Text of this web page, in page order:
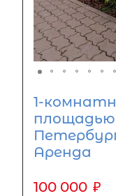
1-
площадью
Аренда
100 000 ₽